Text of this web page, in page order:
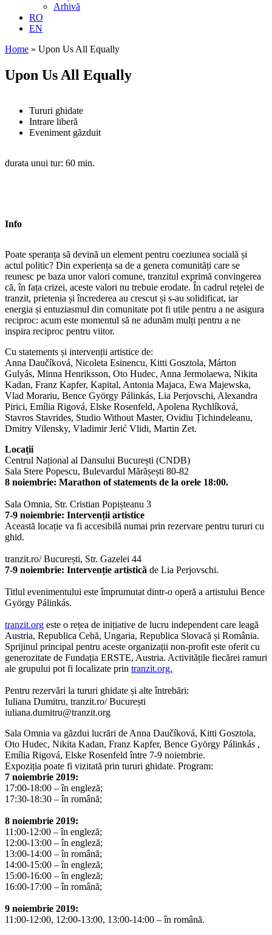
Arhivă
RO
EN
Home » Upon Us All Equally
Upon Us All Equally
Tururi ghidate
Intrare liberă
Eveniment găzduit
durata unui tur: 60 min.
Info
Poate speranța să devină un element pentru coeziunea socială și
actul politic? Din experiența sa de a genera comunități care se
reunesc pe baza unor valori comune, tranzitul exprimă convingerea
că, în fața crizei, aceste valori nu trebuie erodate. În cadrul rețelei de
tranzit, prietenia și încrederea au crescut și s-au solidificat, iar
energia și entuziasmul din comunitate pot fi utile pentru a ne asigura
reciproc: acum este momentul să ne adunăm mulți pentru a ne
inspira reciproc pentru viitor.
Cu statements și intervenții artistice de:
Anna Daučíková, Nicoleta Esinencu, Kitti Gosztola, Márton
Gulyás, Minna Henriksson, Oto Hudec, Anna Jermolaewa, Nikita
Kadan, Franz Kapfer, Kapital, Antonia Majaca, Ewa Majewska,
Vlad Morariu, Bence György Pálinkás, Lia Perjovschi, Alexandra
Pirici, Emília Rigová, Elske Rosenfeld, Apolena Rychlíková,
Stavros Stavrides, Studio Without Master, Ovidiu Țichindeleanu,
Dmitry Vilensky, Vladimir Jerić Vlidi, Martin Zet.
Locații
Centrul Național al Dansului București (CNDB)
Sala Stere Popescu, Bulevardul Mărășești 80-82
8 noiembrie: Marathon of statements de la orele 18:00.
Sala Omnia, Str. Cristian Popișteanu 3
7-9 noiembrie: Intervenții artistice
Această locație va fi accesibilă numai prin rezervare pentru tururi cu
ghid.
tranzit.ro/ București, Str. Gazelei 44
7-9 noiembrie: Intervenție artistică de Lia Perjovschi.
Titlul evenimentului este împrumutat dintr-o operă a artistului Bence
György Pálinkás.
tranzit.org este o rețea de inițiative de lucru independent care leagă
Austria, Republica Cehă, Ungaria, Republica Slovacă și România.
Sprijinul principal pentru aceste organizații non-profit este oferit cu
generozitate de Fundația ERSTE, Austria. Activitățile fiecărei ramuri
ale grupului pot fi localizate prin tranzit.org.
Pentru rezervări la tururi ghidate și alte întrebări:
Iuliana Dumitru, tranzit.ro/ București
iuliana.dumitru@tranzit.org
Sala Omnia va găzdui lucrări de Anna Daučíková, Kitti Gosztola,
Oto Hudec, Nikita Kadan, Franz Kapfer, Bence György Pálinkás ,
Emília Rigová, Elske Rosenfeld între 7-9 noiembrie.
Expoziția poate fi vizitată prin tururi ghidate. Program:
7 noiembrie 2019:
17:00-18:00 – în engleză;
17:30-18:30 – în română;
8 noiembrie 2019:
11:00-12:00 – în engleză;
12:00-13:00 – în engleză;
13:00-14:00 – în română;
14:00-15:00 – în engleză;
15:00-16:00 – în engleză;
16:00-17:00 – în română;
9 noiembrie 2019:
11:00-12:00, 12:00-13:00, 13:00-14:00 – în română.